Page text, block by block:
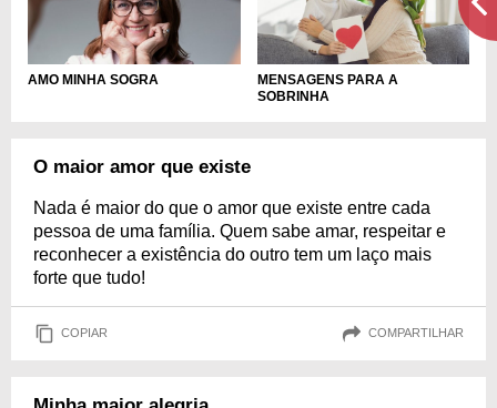
AMO MINHA SOGRA
MENSAGENS PARA A
SOBRINHA
O maior amor que existe
Nada é maior do que o amor que existe entre cada
pessoa de uma família. Quem sabe amar, respeitar e
reconhecer a existência do outro tem um laço mais
forte que tudo!
COPIAR COMPARTILHAR